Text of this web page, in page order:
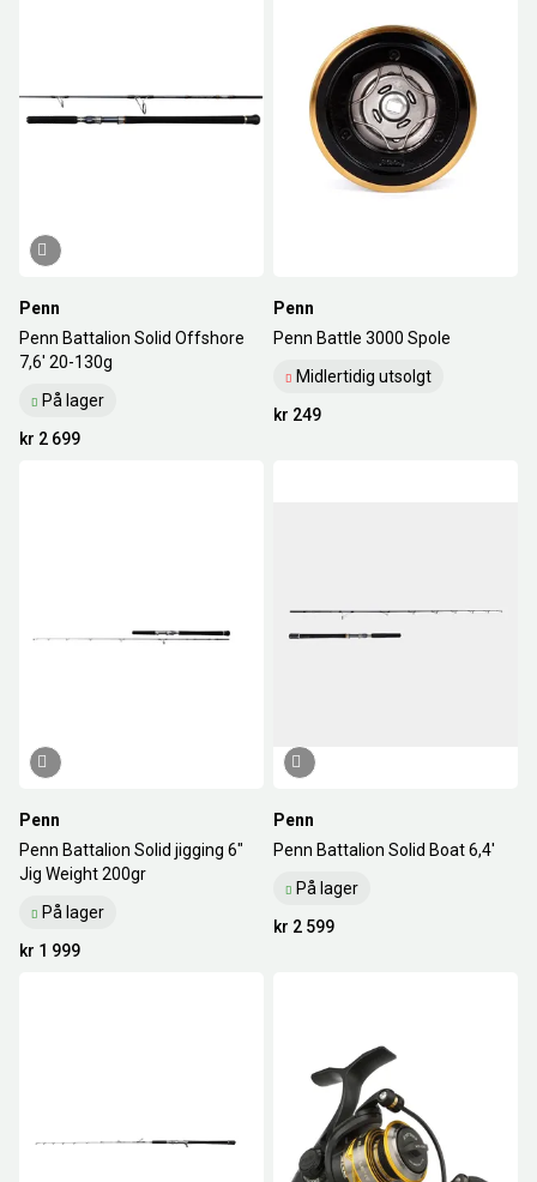
Penn
Penn Battalion Solid Offshore
7,6' 20-130g
På lager
kr 2 699
Penn
Penn Battle 3000 Spole
Midlertidig utsolgt
kr 249
Penn
Penn Battalion Solid jigging 6"
Jig Weight 200gr
På lager
kr 1 999
Penn
Penn Battalion Solid Boat 6,4'
På lager
kr 2 599